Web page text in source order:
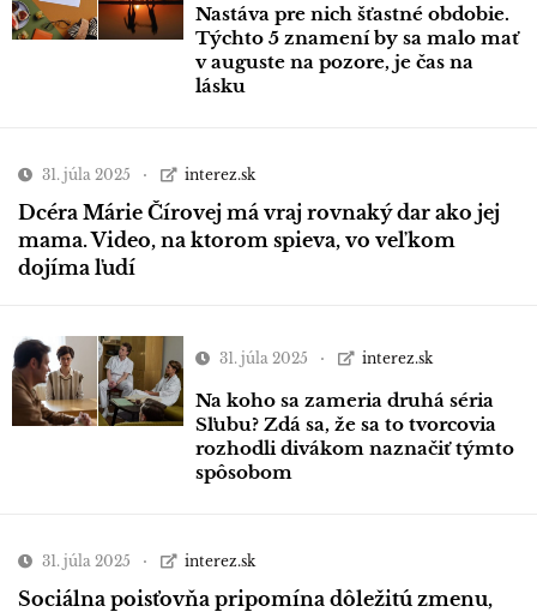
Nastáva pre nich šťastné obdobie.
Týchto 5 znamení by sa malo mať
v auguste na pozore, je čas na
lásku
31. júla 2025 interez.sk
Dcéra Márie Čírovej má vraj rovnaký dar ako jej
mama. Video, na ktorom spieva, vo veľkom
dojíma ľudí
31. júla 2025 interez.sk
Na koho sa zameria druhá séria
Sľubu? Zdá sa, že sa to tvorcovia
rozhodli divákom naznačiť týmto
spôsobom
31. júla 2025 interez.sk
Sociálna poisťovňa pripomína dôležitú zmenu,